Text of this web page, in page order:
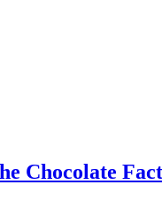
Chocolate